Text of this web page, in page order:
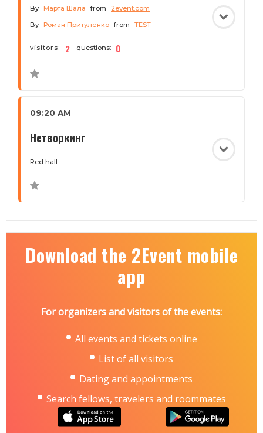
By Марта Шала from
2event.com
By Роман Притуленко from TEST
visitors: 2 questions: 0
09:20 AM
Нетворкинг
Red hall
Download the 2Event mobile
app
For organizers and visitors of the events:
All events and tickets online
List of all visitors
Dating and appointments
Search fellows, travelers and roommates